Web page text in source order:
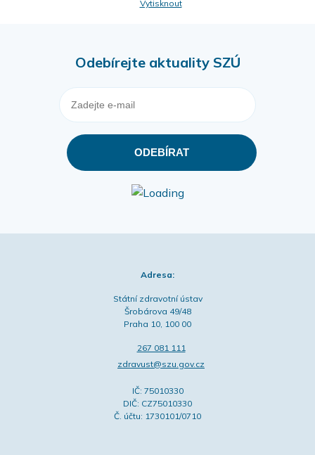
Vytisknout
Odebírejte aktuality SZÚ
Adresa:
Státní zdravotní ústav
Šrobárova 49/48
Praha 10, 100 00
267 081 111
zdravust@szu.gov.cz
IČ: 75010330
DIČ: CZ75010330
Č. účtu: 1730101/0710